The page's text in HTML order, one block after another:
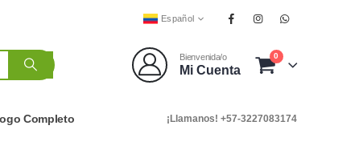
Español
Bienvenida/o
Mi Cuenta
0
Completo ¡Llamanos! +57-3227083174